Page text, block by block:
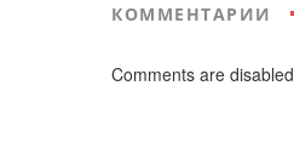
КОММЕНТАРИИ
Comments are disabled